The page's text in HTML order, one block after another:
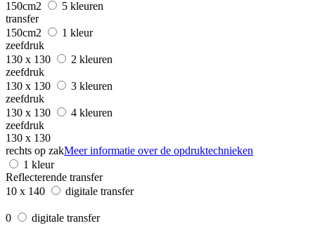
150cm2
5 kleuren
transfer
150cm2
1 kleur
zeefdruk
130 x 130
2 kleuren
zeefdruk
130 x 130
3 kleuren
zeefdruk
130 x 130
4 kleuren
zeefdruk
130 x 130
rechts op zakMeer informatie over de opdruktechnieken
1 kleur
Reflecterende transfer
10 x 140
digitale transfer
0 digitale transfer